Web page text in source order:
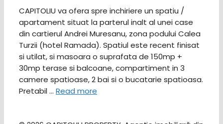
CAPITOLIU va ofera spre inchiriere un spatiu /
apartament situat la parterul inalt al unei case
din cartierul Andrei Muresanu, zona podului Calea
Turzii (hotel Ramada). Spatiul este recent finisat
si utilat, si masoara o suprafata de 150mp +
30mp terase si balcoane, compartiment in 3
camere spatioase, 2 bai si o bucatarie spatioasa.
Pretabil … Read more